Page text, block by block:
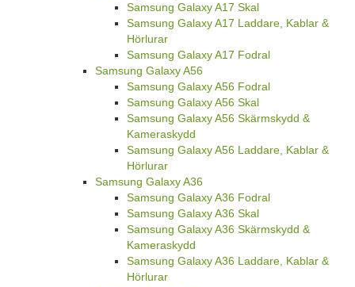
Samsung Galaxy A17 Skal
Samsung Galaxy A17 Laddare, Kablar &
Hörlurar
Samsung Galaxy A17 Fodral
Samsung Galaxy A56
Samsung Galaxy A56 Fodral
Samsung Galaxy A56 Skal
Samsung Galaxy A56 Skärmskydd &
Kameraskydd
Samsung Galaxy A56 Laddare, Kablar &
Hörlurar
Samsung Galaxy A36
Samsung Galaxy A36 Fodral
Samsung Galaxy A36 Skal
Samsung Galaxy A36 Skärmskydd &
Kameraskydd
Samsung Galaxy A36 Laddare, Kablar &
Hörlurar